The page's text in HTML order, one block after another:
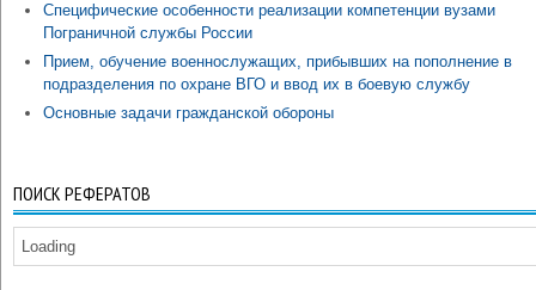
Специфические особенности реализации компетенции вузами
Пограничной службы России
Прием, обучение военнослужащих, прибывших на пополнение в
подразделения по охране ВГО и ввод их в боевую службу
Основные задачи гражданской обороны
ПОИСК РЕФЕРАТОВ
Loading